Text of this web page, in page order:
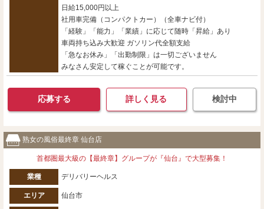
日給15,000円以上
社用車完備（コンパクトカー）（全車ナビ付）
「経験」「能力」「業績」に応じて随時「昇給」あり
車両持ち込み大歓迎 ガソリン代全額支給
「急なお休み」「出勤制限」は一切ございません
みなさん安定して稼ぐことが可能です。
応募する 詳しく見る 検討中
熟女の風俗最終章 仙台店
首都圏最大級の【最終章】グループが『仙台』で大型募集！
業種 デリバリーヘルス
エリア 仙台市